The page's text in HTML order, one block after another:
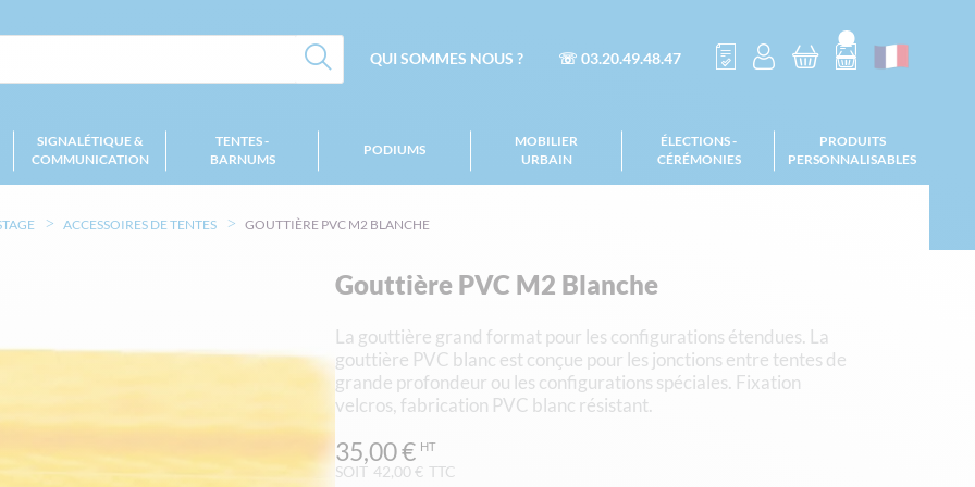
QUI SOMMES NOUS ? ☏ 03.20.49.48.47
SIGNALÉTIQUE &
COMMUNICATION
TENTES -
BARNUMS
PODIUMS
MOBILIER
URBAIN
ÉLECTIONS -
CÉRÉMONIES
PRODUITS
PERSONNALISABLES
ACCESSOIRES DE TENTES GOUTTIÈRE PVC M2 BLANCHE
Gouttière PVC M2 Blanche
La gouttière grand format pour les configurations étendues. La
gouttière PVC blanc est conçue pour les jonctions entre tentes de
grande profondeur ou les configurations spéciales. Fixation
velcros, fabrication PVC blanc résistant.
SOIT 42,00 € TTC
35,00 €